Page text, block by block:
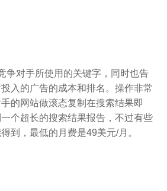
争对手所使用的关键字，同时也告
入的广告的成本和排名。操作非常
的网站做滚态复制在搜索结果即
个超长的搜索结果报告，不过有些
到，最低的月费是49美元/月。